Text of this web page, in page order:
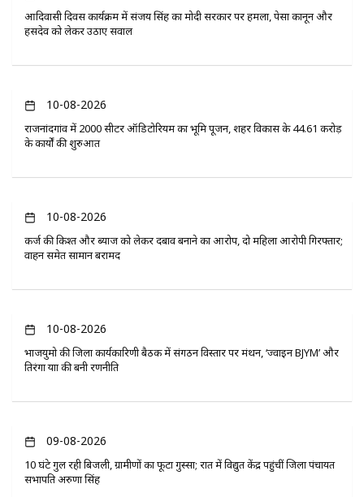
आदिवासी दिवस कार्यक्रम में संजय सिंह का मोदी सरकार पर हमला, पेसा कानून और
हसदेव को लेकर उठाए सवाल
10-08-2026
राजनांदगांव में 2000 सीटर ऑडिटोरियम का भूमि पूजन, शहर विकास के 44.61 करोड़
के कार्यों की शुरुआत
10-08-2026
कर्ज की किश्त और ब्याज को लेकर दबाव बनाने का आरोप, दो महिला आरोपी गिरफ्तार;
वाहन समेत सामान बरामद
10-08-2026
भाजयुमो की जिला कार्यकारिणी बैठक में संगठन विस्तार पर मंथन, ‘ज्वाइन BJYM’ और
तिरंगा यात्रा की बनी रणनीति
09-08-2026
10 घंटे गुल रही बिजली, ग्रामीणों का फूटा गुस्सा; रात में विद्युत केंद्र पहुंचीं जिला पंचायत
सभापति अरुणा सिंह